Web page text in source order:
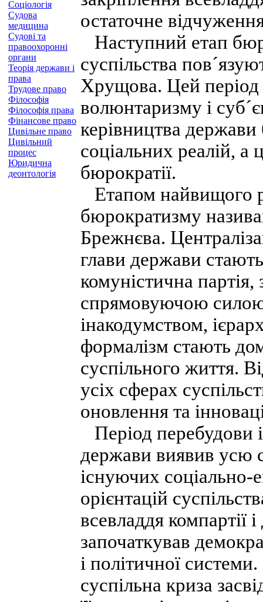
Соціологія
Судова
медицина
Судові та
правоохоронні
органи
Теорія держави і
права
Трудове право
Філософія
Філософія права
Фінансове право
Цивільне право
Цивільний
процес
Юридична
деонтологія
остаточне
Наступний етап
суспільства
Хрущова. Цей період
волюнтаризму і
керівництва
соціальних реалій,
бюрократії.
Етапом найвищого
бюрократизму
Брежнєва.
глави держави
комуністична
спрямовуючою силою
інакодумством,
формалізм стають
суспільного життя.
усіх сферах
оновлення та
Період перебудови
держави виявив усю
існуючих соціально-
орієнтацій
всевладдя компартії
започаткував
і політичної
суспільна криза